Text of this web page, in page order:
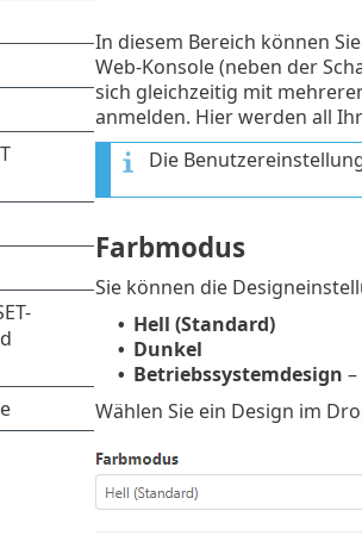
In diesem Bereich können
Web-Konsole (neben der
sich gleichzeitig mit
anmelden. Hier werden all
Die
Farbmodus
Sie können die
• Hell (Standard)
• Dunkel
• Betriebssystemdesign
Wählen Sie ein Design im